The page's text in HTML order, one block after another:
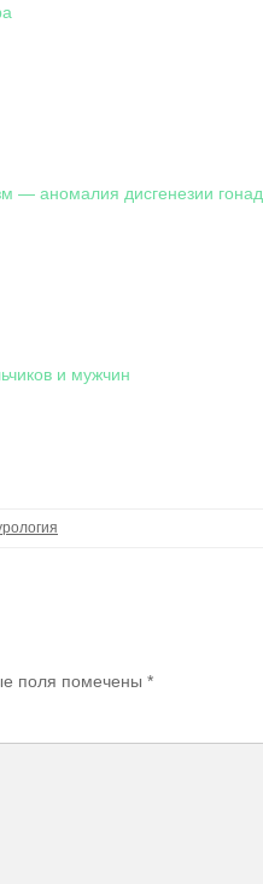
— аномалия дисгенезии гонад
и мужчин
поля помечены *